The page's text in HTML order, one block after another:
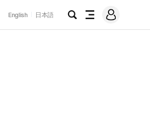
English 日本語
검
전
메
그